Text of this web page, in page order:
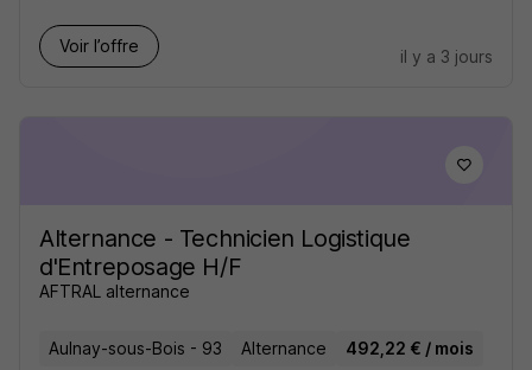
Voir l’offre
il y a 3 jours
Alternance - Technicien Logistique
d'Entreposage H/F
AFTRAL alternance
Aulnay-sous-Bois - 93 Alternance 492,22 € / mois